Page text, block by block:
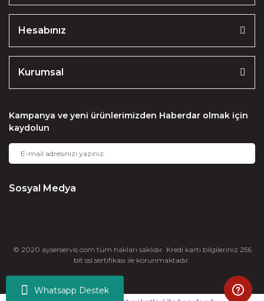
Whatsapp Destek
Hesabınız
Kurumsal
Kampanya ve yeni ürünlerimizden Haberdar olmak için
kaydolun
Sosyal Medya
© 2020 ayserservis.com tüm hakları saklıdır. Kredi kartı bilgileriniz 256
bit ssl sertifikası ile korunmaktadır.